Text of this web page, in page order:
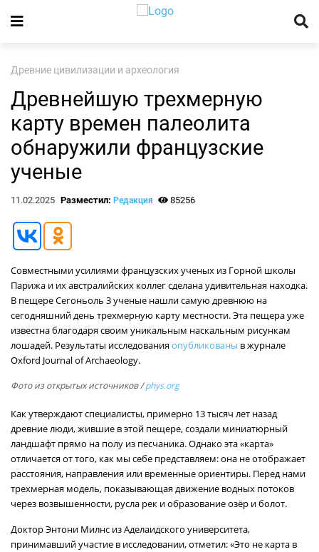
Древние цивилизации и археология
Древнейшую трехмерную
карту времен палеолита
обнаружили французские
ученые
11.02.2025 Разместил: Редакция 85256
Совместными усилиями французских ученых из Горной школы
Парижа и их австралийских коллег сделана удивительная находка.
В пещере Сегоньоль 3 ученые нашли самую древнюю на
сегодняшний день трехмерную карту местности. Эта пещера уже
известна благодаря своим уникальным наскальным рисункам
лошадей. Результаты исследованияопубликованы в журнале
Oxford Journal of Archaeology.
Фото из открытых источников/phys.org
Как утверждают специалисты, примерно 13 тысяч лет назад
древние люди, жившие в этой пещере, создали миниатюрный
ландшафт прямо на полу из песчаника. Однако эта «карта»
отличается от того, как мы себе представляем: она не отображает
расстояния, направления или временные ориентиры. Перед нами
трехмерная модель, показывающая движение водных потоков
через возвышенности, русла рек и образование озёр и болот.
Доктор Энтони Милнс из Аделаидского университета,
принимавший участие в исследовании, отметил: «Это не карта в